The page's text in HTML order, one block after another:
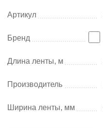
Артикул
Бренд
Длина ленты, м
Производитель
Ширина ленты, мм